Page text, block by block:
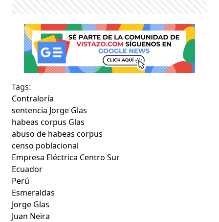
Tags:
Contraloría
sentencia Jorge Glas
habeas corpus Glas
abuso de habeas corpus
censo poblacional
Empresa Eléctrica Centro Sur
Ecuador
Perú
Esmeraldas
Jorge Glas
Juan Neira